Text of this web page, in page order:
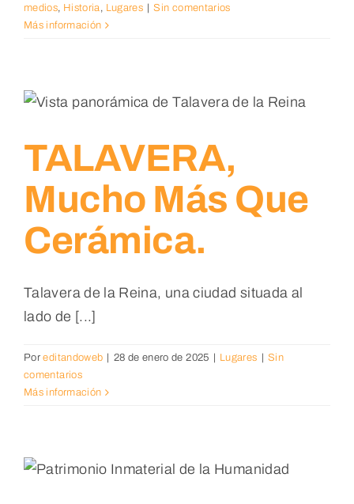
medios, Historia, Lugares
Sin comentarios
Más información
TALAVERA,
Mucho Más Que
Cerámica.
Talavera de la Reina, una ciudad situada al
lado de [...]
Poreditandoweb 28 de enero de 2025 Lugares
Sin
comentarios
Más información